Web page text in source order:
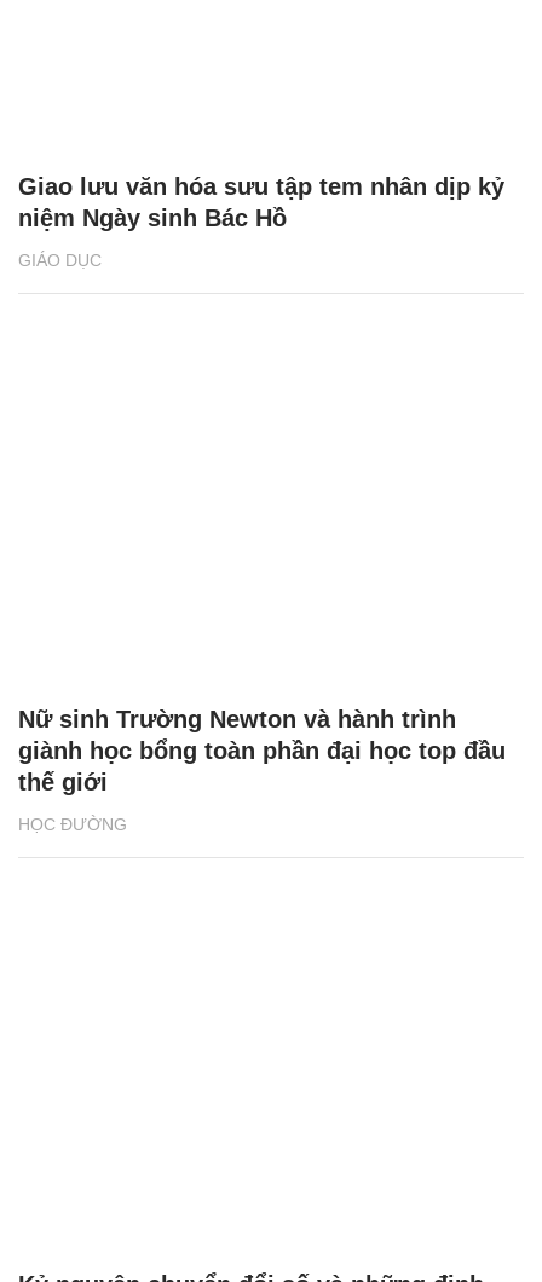
GIÁO DỤC
Giao lưu văn hóa sưu tập tem nhân dịp kỷ
niệm Ngày sinh Bác Hồ
HỌC ĐƯỜNG
Nữ sinh Trường Newton và hành trình
giành học bổng toàn phần đại học top đầu
thế giới